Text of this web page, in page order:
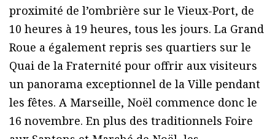
proximité de l’ombrière sur le Vieux-Port, de
10 heures à 19 heures, tous les jours. La Grand
Roue a également repris ses quartiers sur le
Quai de la Fraternité pour offrir aux visiteurs
un panorama exceptionnel de la Ville pendant
les fêtes. A Marseille, Noël commence donc le
16 novembre. En plus des traditionnels Foire